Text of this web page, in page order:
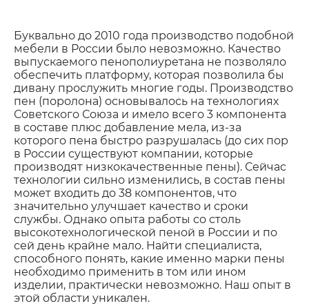
Буквально до 2010 года производство подобной
мебели в России было невозможно. Качество
выпускаемого пенополиуретана не позволяло
обеспечить платформу, которая позволила бы
дивану прослужить многие годы. Производство
пен (поролона) основывалось на технологиях
Советского Союза и имело всего 3 компонента
в составе плюс добавление мела, из-за
которого пена быстро разрушалась (до сих пор
в России существуют компании, которые
производят низкокачественные пены). Сейчас
технологии сильно изменились, в состав пены
может входить до 38 компонентов, что
значительно улучшает качество и сроки
службы. Однако опыта работы со столь
высокотехнологической пеной в России и по
сей день крайне мало. Найти специалиста,
способного понять, какие именно марки пены
необходимо применить в том или ином
изделии, практически невозможно. Наш опыт в
этой области уникален.